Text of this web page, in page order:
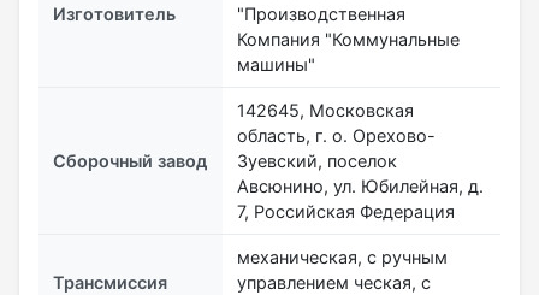
Изготовитель
"Производственная
Компания "Коммунальные
машины"
Сборочный завод
142645, Московская
область, г. о. Орехово-
Зуевский, поселок
Авсюнино, ул. Юбилейная, д.
7, Российская Федерация
Трансмиссия
механическая, с ручным
управлением ческая, с